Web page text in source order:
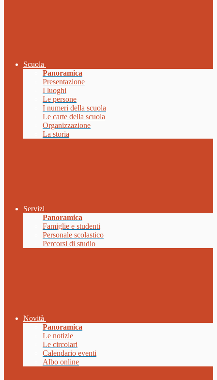
Scuola
Panoramica
Presentazione
I luoghi
Le persone
I numeri della scuola
Le carte della scuola
Organizzazione
La storia
Servizi
Panoramica
Famiglie e studenti
Personale scolastico
Percorsi di studio
Novità
Panoramica
Le notizie
Le circolari
Calendario eventi
Albo online